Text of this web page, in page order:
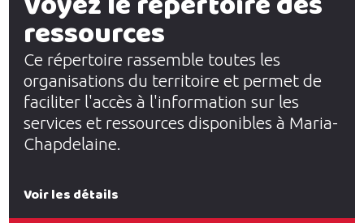
ressources
Ce répertoire rassemble toutes les
organisations du territoire et permet de
faciliter l'accès à l'information sur les
services et ressources disponibles à Maria-
Chapdelaine.
Voir les détails